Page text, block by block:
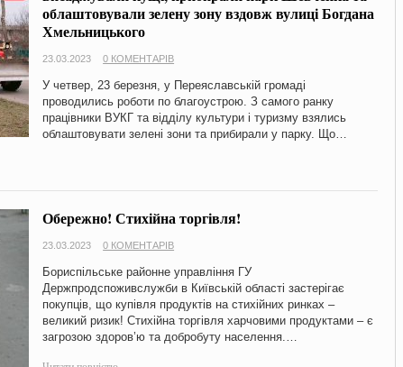
облаштовували зелену зону вздовж вулиці Богдана
Хмельницького
23.03.2023 0 КОМЕНТАРІВ
У четвер, 23 березня, у Переяславській громаді
проводились роботи по благоустрою. З самого ранку
працівники ВУКГ та відділу культури і туризму взялись
облаштовувати зелені зони та прибирали у парку. Що…
Обережно! Стихійна торгівля!
23.03.2023 0 КОМЕНТАРІВ
Бориспільське районне управління ГУ
Держпродспоживслужби в Київській області застерігає
покупців, що купівля продуктів на стихійних ринках –
великий ризик! Стихійна торгівля харчовими продуктами – є
загрозою здоров’ю та добробуту населення.…